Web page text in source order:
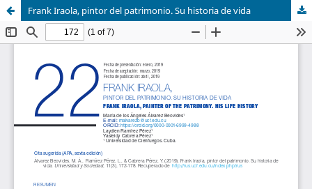
Frank Iraola, pintor del patrimonio. Su historia de vida